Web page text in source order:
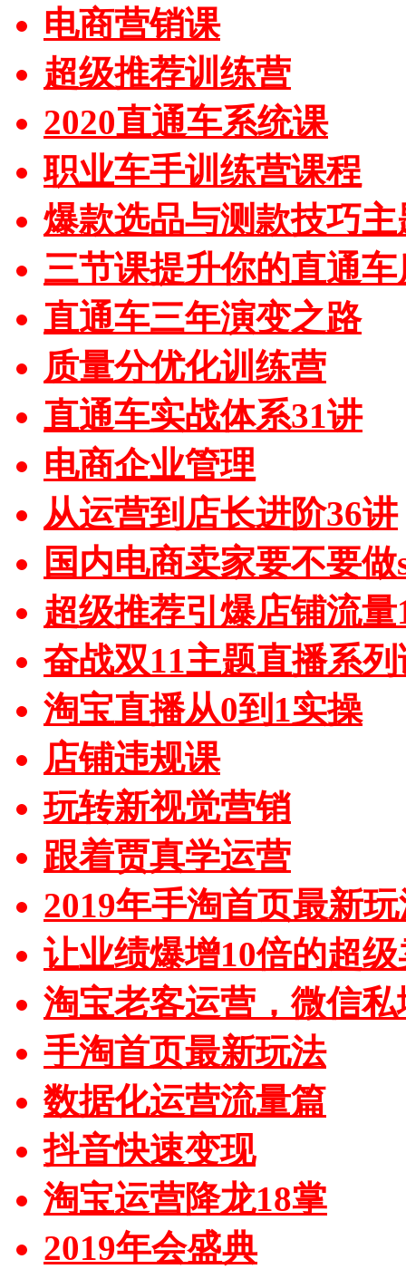
电商营销课
超级推荐训练营
2020直通车系统课
职业车手训练营课程
爆款选品与测款技巧主
三节课提升你的直通
直通车三年演变之路
质量分优化训练营
直通车实战体系31讲
电商企业管理
从运营到店长进阶36讲
国内电商卖家要不要做
超级推荐引爆店铺流量
奋战双11主题直播系列
淘宝直播从0到1实操
店铺违规课
玩转新视觉营销
跟着贾真学运营
2019年手淘首页最新
让业绩爆增10倍的超
淘宝老客运营，微信私
手淘首页最新玩法
数据化运营流量篇
抖音快速变现
淘宝运营降龙18掌
2019年会盛典